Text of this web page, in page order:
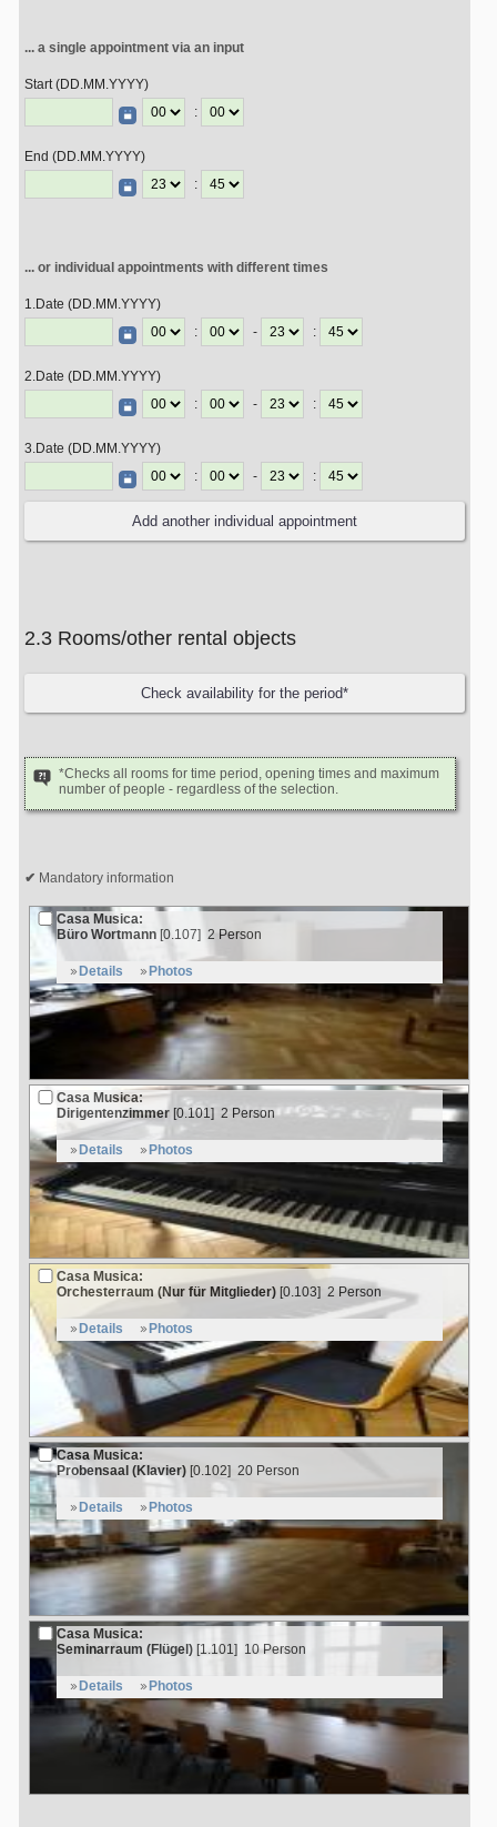
... a single appointment via an input
Start (DD.MM.YYYY)
:
End (DD.MM.YYYY)
:
... or individual appointments with different times
1.Date (DD.MM.YYYY)
:
- :
2.Date (DD.MM.YYYY)
:
- :
3.Date (DD.MM.YYYY)
:
- :
2.3 Rooms/other rental objects
*Checks all rooms for time period, opening times and maximum
number of people - regardless of the selection.
Mandatory information
Casa Musica:
Büro Wortmann [0.107] 2 Person
Details Photos
Casa Musica:
Dirigentenzimmer [0.101] 2 Person
Details Photos
Casa Musica:
Orchesterraum (Nur für Mitglieder) [0.103] 2 Person
Details Photos
Casa Musica:
Probensaal (Klavier) [0.102] 20 Person
Details Photos
Casa Musica:
Seminarraum (Flügel) [1.101] 10 Person
Details Photos